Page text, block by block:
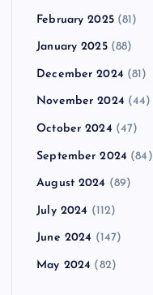
February 2025(81)
January 2025(88)
December 2024 (81)
November 2024 (44)
October 2024 (47)
September 2024 (84)
August 2024 (89)
July 2024 (112)
June 2024 (147)
May 2024 (82)